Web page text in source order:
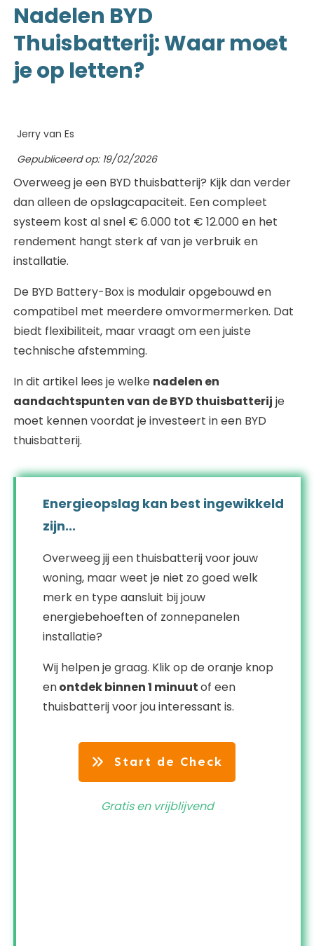
Nadelen BYD
Thuisbatterij: Waar moet
je op letten?
Jerry van Es
Gepubliceerd op: 19/02/2026
Overweeg je een BYD thuisbatterij? Kijk dan verder
dan alleen de opslagcapaciteit. Een compleet
systeem kost al snel € 6.000 tot € 12.000 en het
rendement hangt sterk af van je verbruik en
installatie.
De BYD Battery-Box is modulair opgebouwd en
compatibel met meerdere omvormermerken. Dat
biedt flexibiliteit, maar vraagt om een juiste
technische afstemming.
In dit artikel lees je welke nadelen en
aandachtspunten van de BYD thuisbatterij je
moet kennen voordat je investeert in een BYD
thuisbatterij.
Energieopslag kan best ingewikkeld
zijn...
Overweeg jij een thuisbatterij voor jouw
woning, maar weet je niet zo goed welk
merk en type aansluit bij jouw
energiebehoeften of zonnepanelen
installatie?
Wij helpen je graag. Klik op de oranje knop
enontdek binnen 1 minuutof een
thuisbatterij voor jou interessant is.
Start de Check
Gratis en vrijblijvend